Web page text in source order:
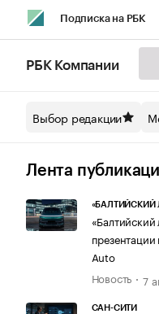
Подписка на РБК
Спецпроекты СПб
Технологии и
РБК Компании
Выбор редакции
Лента
«БАЛТИЙСКИЙ
«Балтийский
Auto
Новость
7
САН-СИТИ